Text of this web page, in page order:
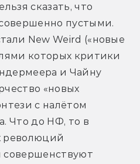
сказать, что
пустыми.
New Weird («новые
которых критики
и Чайну
«новых
с налётом
Что до НФ, то в
революций
совершенствуют